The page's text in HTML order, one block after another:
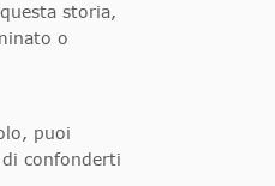
storia,
o
puoi
confonderti